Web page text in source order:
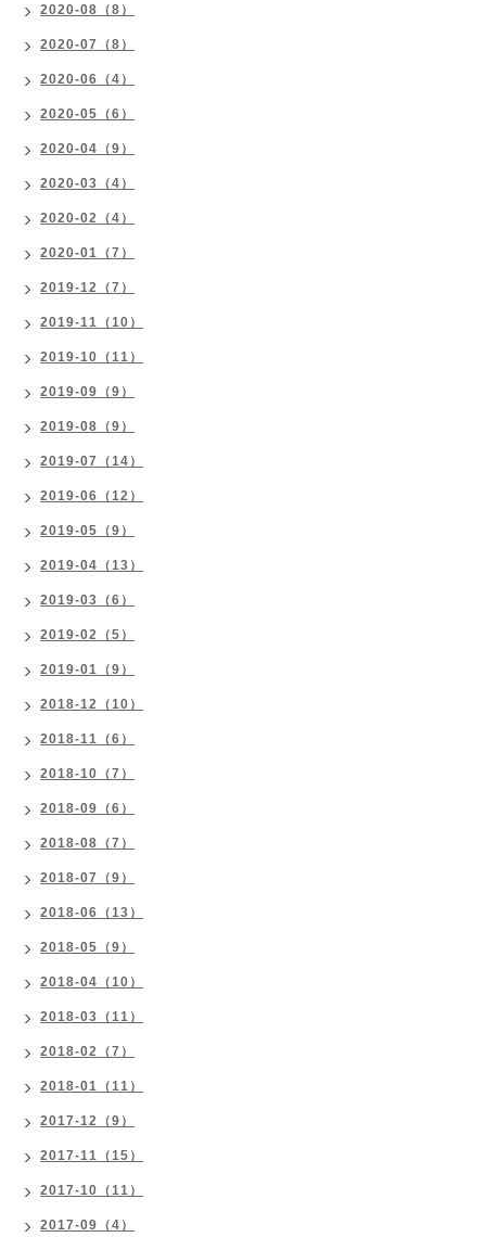
2020-08（8）
2020-07（8）
2020-06（4）
2020-05（6）
2020-04（9）
2020-03（4）
2020-02（4）
2020-01（7）
2019-12（7）
2019-11（10）
2019-10（11）
2019-09（9）
2019-08（9）
2019-07（14）
2019-06（12）
2019-05（9）
2019-04（13）
2019-03（6）
2019-02（5）
2019-01（9）
2018-12（10）
2018-11（6）
2018-10（7）
2018-09（6）
2018-08（7）
2018-07（9）
2018-06（13）
2018-05（9）
2018-04（10）
2018-03（11）
2018-02（7）
2018-01（11）
2017-12（9）
2017-11（15）
2017-10（11）
2017-09（4）